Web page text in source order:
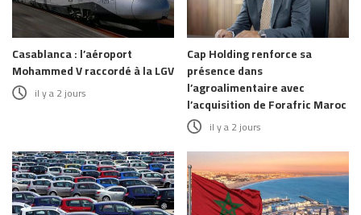
Casablanca : l’aéroport
Mohammed V raccordé à la LGV
il y a 2 jours
Cap Holding renforce sa
présence dans
l’agroalimentaire avec
l’acquisition de Forafric Maroc
il y a 2 jours